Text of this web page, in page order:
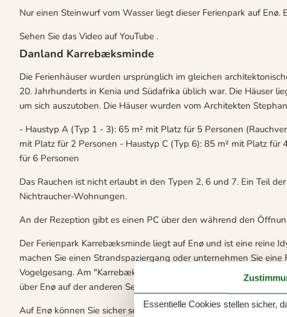
Nur einen Steinwurf vom Wasser liegt dieser Ferienpark auf Enø.
Sehen Sie das Video auf YouTube .
Danland Karrebæksminde
Die Ferienhäuser wurden ursprünglich im gleichen
20. Jahrhunderts in Kenia und Südafrika üblich war. Die Häuser
um sich auszutoben. Die Häuser wurden vom Architekten
- Haustyp A (Typ 1 - 3): 65 m² mit Platz für 5 Personen
mit Platz für 2 Personen - Haustyp C (Typ 6): 85 m² mit Platz
für 6 Personen
Das Rauchen ist nicht erlaubt in den Typen 2, 6 und 7. Ein Teil
Nichtraucher-Wohnungen.
An der Rezeption gibt es einen PC über den während den
Der Ferienpark Karrebæksminde liegt auf Enø und ist eine reine
machen Sie einen Strandspaziergang oder unternehmen Sie
Vogelgesang. Am "Karrebæk Kanal" erlebt man die pulsierende
über Enø auf der anderen Seite.
Auf Enø können Sie sicher sein, dass alle Krümel vom Frühstück
Essentielle Cookies stellen sicher,